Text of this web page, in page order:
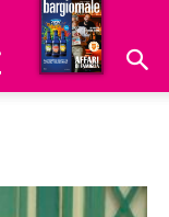
Hoteldomani